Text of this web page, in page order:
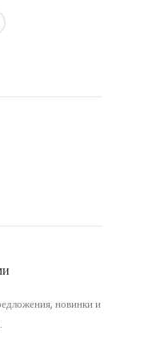
новинки и